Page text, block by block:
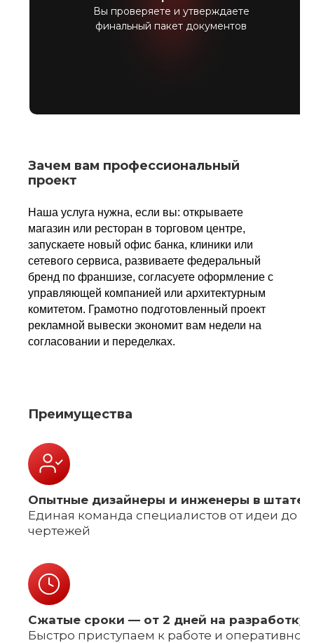
Вы проверяете и утверждаете
финальный пакет документов
Зачем вам профессиональный
проект
Наша услуга нужна, если вы: открываете
магазин или ресторан в торговом центре,
запускаете новый офис банка, клиники или
сетевого сервиса, развиваете федеральный
бренд по франшизе, согласуете оформление с
управляющей компанией или архитектурным
комитетом. Грамотно подготовленный проект
рекламной вывески экономит вам недели на
согласовании и переделках.
Преимущества
Опытные дизайнеры и инженеры в штате:
Единая команда специалистов от идеи до
чертежей
Сжатые сроки — от 2 дней на разработку:
Быстро приступаем к работе и оперативно